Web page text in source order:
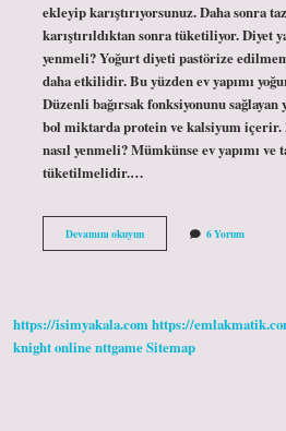
ekleyip karıştırıyorsunuz. Daha sonra
karıştırıldıktan sonra tüketiliyor. Diyet
yenmeli? Yoğurt diyeti pastörize
daha etkilidir. Bu yüzden ev yapımı
Düzenli bağırsak fonksiyonunu
bol miktarda protein ve kalsiyum içerir.
nasıl yenmeli? Mümkünse ev yapımı ve
tüketilmelidir.…
Devamını okuyunHangi
Yoğurt
6 Yorum
https://isimyakala.comhttps://
knight onlinenttgameSitemap